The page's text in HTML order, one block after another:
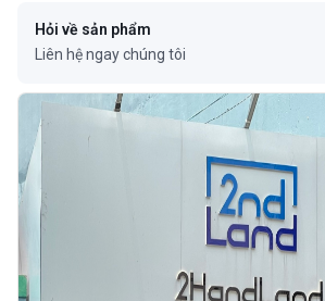
Hỏi về sản phẩm
Liên hệ ngay chúng tôi